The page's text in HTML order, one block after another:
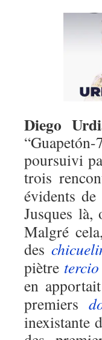
Diego
poursuivi
trois
évidents
Jusques
Malgré
des
piètre tercio
en
premiers
inexistante